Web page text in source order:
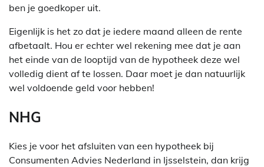
ben je goedkoper uit.
Eigenlijk is het zo dat je iedere maand alleen de rente
afbetaalt. Hou er echter wel rekening mee dat je aan
het einde van de looptijd van de hypotheek deze wel
volledig dient af te lossen. Daar moet je dan natuurlijk
wel voldoende geld voor hebben!
NHG
Kies je voor het afsluiten van een hypotheek bij
Consumenten Advies Nederland in Ijsselstein, dan krijg